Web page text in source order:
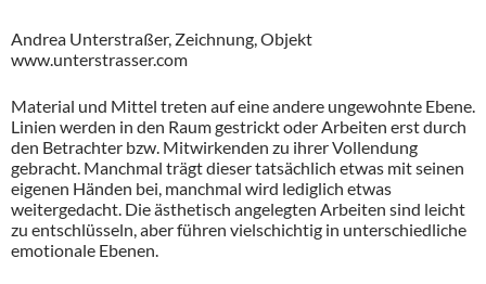
Andrea Unterstraßer, Zeichnung, Objekt
www.unterstrasser.com
Material und Mittel treten auf eine andere ungewohnte Ebene.
Linien werden in den Raum gestrickt oder Arbeiten erst durch
den Betrachter bzw. Mitwirkenden zu ihrer Vollendung
gebracht. Manchmal trägt dieser tatsächlich etwas mit seinen
eigenen Händen bei, manchmal wird lediglich etwas
weitergedacht. Die ästhetisch angelegten Arbeiten sind leicht
zu entschlüsseln, aber führen vielschichtig in unterschiedliche
emotionale Ebenen.